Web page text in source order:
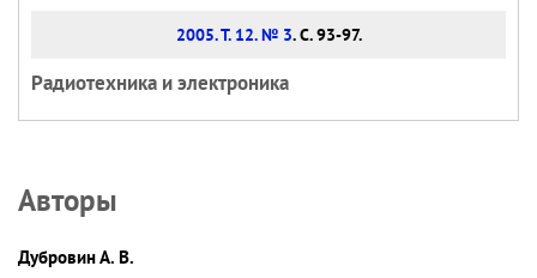
2005. Т. 12. № 3. С. 93-97.
Радиотехника и электроника
Авторы
Дубровин А. В.